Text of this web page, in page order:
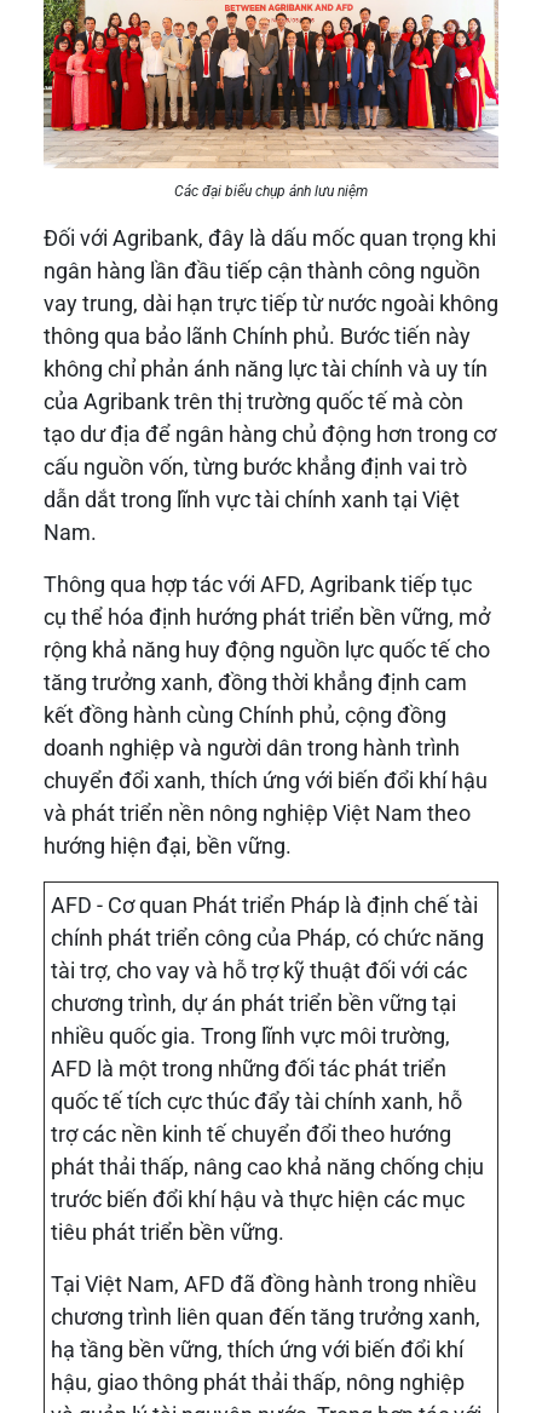
Các đại biểu chụp ảnh lưu niệm
Đối với Agribank, đây là dấu mốc quan trọng khi
ngân hàng lần đầu tiếp cận thành công nguồn
vay trung, dài hạn trực tiếp từ nước ngoài không
thông qua bảo lãnh Chính phủ. Bước tiến này
không chỉ phản ánh năng lực tài chính và uy tín
của Agribank trên thị trường quốc tế mà còn
tạo dư địa để ngân hàng chủ động hơn trong cơ
cấu nguồn vốn, từng bước khẳng định vai trò
dẫn dắt trong lĩnh vực tài chính xanh tại Việt
Nam.
Thông qua hợp tác với AFD, Agribank tiếp tục
cụ thể hóa định hướng phát triển bền vững, mở
rộng khả năng huy động nguồn lực quốc tế cho
tăng trưởng xanh, đồng thời khẳng định cam
kết đồng hành cùng Chính phủ, cộng đồng
doanh nghiệp và người dân trong hành trình
chuyển đổi xanh, thích ứng với biến đổi khí hậu
và phát triển nền nông nghiệp Việt Nam theo
hướng hiện đại, bền vững.
AFD - Cơ quan Phát triển Pháp là định chế tài
chính phát triển công của Pháp, có chức năng
tài trợ, cho vay và hỗ trợ kỹ thuật đối với các
chương trình, dự án phát triển bền vững tại
nhiều quốc gia. Trong lĩnh vực môi trường,
AFD là một trong những đối tác phát triển
quốc tế tích cực thúc đẩy tài chính xanh, hỗ
trợ các nền kinh tế chuyển đổi theo hướng
phát thải thấp, nâng cao khả năng chống chịu
trước biến đổi khí hậu và thực hiện các mục
tiêu phát triển bền vững.
Tại Việt Nam, AFD đã đồng hành trong nhiều
chương trình liên quan đến tăng trưởng xanh,
hạ tầng bền vững, thích ứng với biến đổi khí
hậu, giao thông phát thải thấp, nông nghiệp